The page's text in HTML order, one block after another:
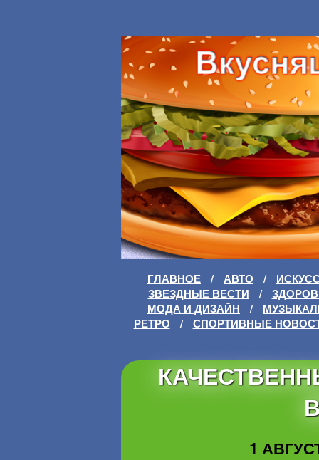
ГЛАВНОЕ / АВТО /
ЗВЕЗДНЫЕ ВЕСТИ
/
МОДА И ДИЗАЙН
/
РЕТРО
/ СПОРТИВНЫЕ
1